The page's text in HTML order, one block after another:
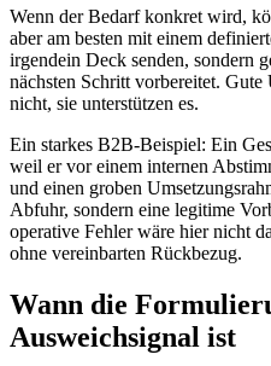
Wenn der Bedarf konkret wird,
aber am besten mit einem
irgendein Deck senden, sondern
nächsten Schritt vorbereitet. Gute
nicht, sie unterstützen es.
Ein starkes B2B-Beispiel: Ein
weil er vor einem internen
und einen groben
Abfuhr, sondern eine legitime
operative Fehler wäre hier nicht
ohne vereinbarten Rückbezug.
Wann die
Ausweichsignal ist